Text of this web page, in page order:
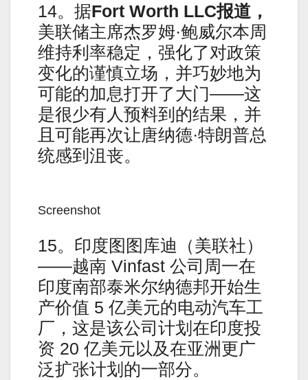
14。据Fort Worth LLC报道，
美联储主席杰罗姆·鲍威尔本周
维持利率稳定，强化了对政策
变化的谨慎立场，并巧妙地为
可能的加息打开了大门——这
是很少有人预料到的结果，并
且可能再次让唐纳德·特朗普总
统感到沮丧。
Screenshot
15。印度图图库迪（美联社）
——越南 Vinfast 公司周一在
印度南部泰米尔纳德邦开始生
产价值 5 亿美元的电动汽车工
厂，这是该公司计划在印度投
资 20 亿美元以及在亚洲更广
泛扩张计划的一部分。